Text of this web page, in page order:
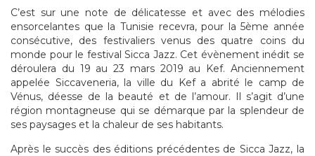
C’est sur une note de délicatesse et avec des mélodies
ensorcelantes que la Tunisie recevra, pour la 5ème année
consécutive, des festivaliers venus des quatre coins du
monde pour le festival Sicca Jazz. Cet évènement inédit se
déroulera du 19 au 23 mars 2019 au Kef. Anciennement
appelée Siccaveneria, la ville du Kef a abrité le camp de
Vénus, déesse de la beauté et de l’amour. Il s’agit d’une
région montagneuse qui se démarque par la splendeur de
ses paysages et la chaleur de ses habitants.
Après le succès des éditions précédentes de Sicca Jazz, la